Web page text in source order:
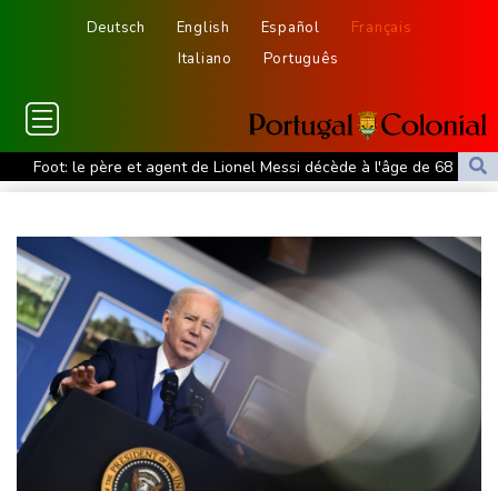
Deutsch English Español
Français
Italiano
Português
Foot: le père et agent de Lionel Messi décède à l'âge de 68 ans
Hongrie : le "juge qui a dit non" à Orban choisi par le camp
Euro de natation: Léon Marchand forfait sur les 200 et 400 m
quatre nages
Angleterre: le milieu brésilien Bruno Guimaraes rejoint Arsenal
Tour de France: la lauréate sortante Pauline Ferrand-Prévot
abandonne avant la 8e étape
Violences sexuelles sur mineurs : le gouvernement se penche
sur les défaillances des enquêtes
A Kiev, dernier adieu à un bénévole qui a consacré sa vie aux